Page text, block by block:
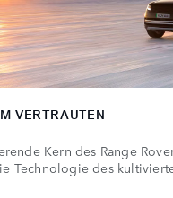
VERTRAUTEN
Kern des Range
Technologie des